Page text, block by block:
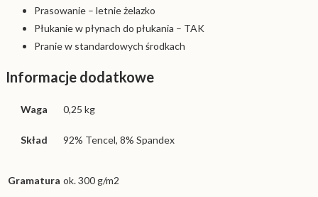
Prasowanie – letnie żelazko
Płukanie w płynach do płukania – TAK
Pranie w standardowych środkach
Informacje dodatkowe
Waga 0,25 kg
Skład 92% Tencel, 8% Spandex
Gramatura ok. 300 g/m2